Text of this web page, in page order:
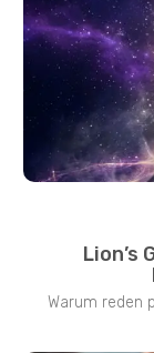
Lion’s
Warum reden